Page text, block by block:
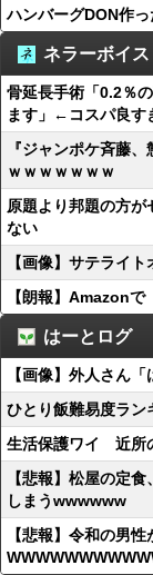
ハンバーグDON作
ネラーボイス
骨延長手術「0.2％
ます」←コスパ良す
『ジャンポケ斉藤
ｗｗｗｗｗｗｗ
原題より邦題の方
ない
【画像】サテライ
【朗報】Amazon
はーとログ
【画像】外人さん
ひとり飯難易度ラン
生活保護ワイ 近所
【悲報】松屋の定
しまうwwwwww
【悲報】令和の男